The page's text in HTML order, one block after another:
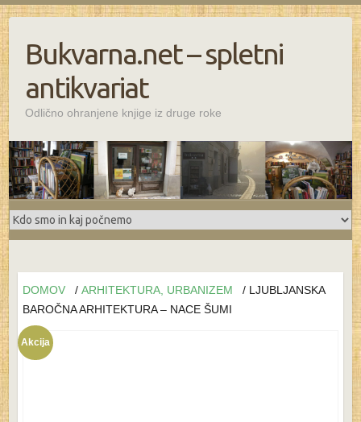
Bukvarna.net – spletni
antikvariat
Odlično ohranjene knjige iz druge roke
DOMOV / ARHITEKTURA, URBANIZEM
/ LJUBLJANSKA
BAROČNA ARHITEKTURA – NACE ŠUMI
Akcija